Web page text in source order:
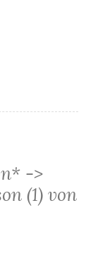
->
(1) von